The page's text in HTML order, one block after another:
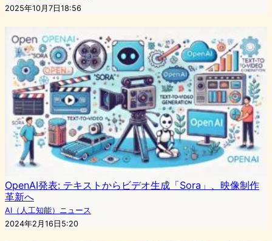
2025年10月7日18:56
OpenAI発表: テキストからビデオ生成「Sora」、映像制作
革新へ
AI（人工知能）ニュース
2024年2月16日5:20